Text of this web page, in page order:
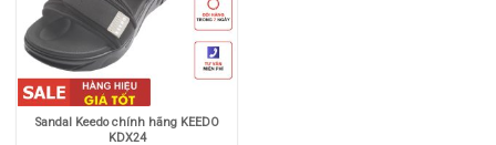
Sandal Keedo chính hãng KEEDO
KDX24